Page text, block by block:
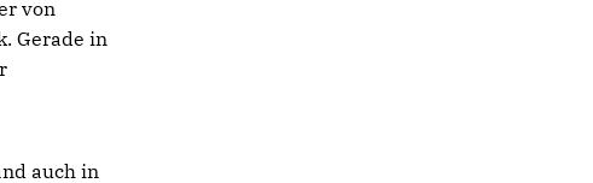
von
Gerade in
auch in